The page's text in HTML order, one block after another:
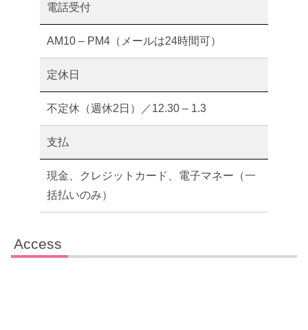
電話受付
AM10 – PM4（メールは24時間可）
定休日
不定休（週休2日）／12.30 – 1.3
支払
現金、クレジットカード、電子マネー（一
括払いのみ）
Access